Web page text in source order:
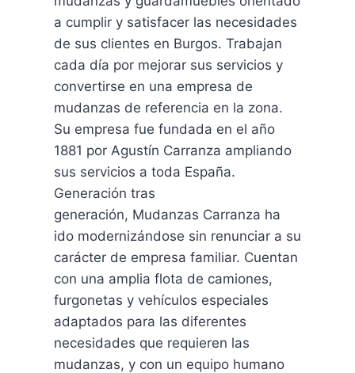
a cumplir y satisfacer las necesidades
de sus clientes en Burgos. Trabajan
cada día por mejorar sus servicios y
convertirse en una empresa de
mudanzas de referencia en la zona.
Su empresa fue fundada en el año
1881 por Agustín Carranza ampliando
sus servicios a toda España.
Generación tras
generación, Mudanzas Carranza ha
ido modernizándose sin renunciar a su
carácter de empresa familiar. Cuentan
con una amplia flota de camiones,
furgonetas y vehículos especiales
adaptados para las diferentes
necesidades que requieren las
mudanzas, y con un equipo humano